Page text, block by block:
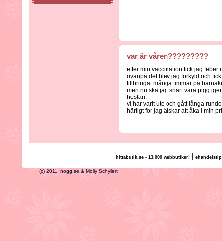
var är våren?????????
efter min vaccination fick jag feber i
ovanpå det blev jag förkyld och
tillbringat många timmar på
men nu ska jag snart vara pigg
hostan.
vi har varit ute och gått långa
härligt för jag älskar att åka i min
hittabutik.se - 13.000 webbutiker!|
(c) 2011, nogg.se & Molly Schyllert